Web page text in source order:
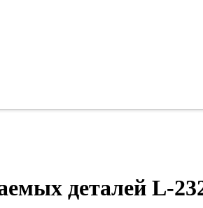
деталей L-